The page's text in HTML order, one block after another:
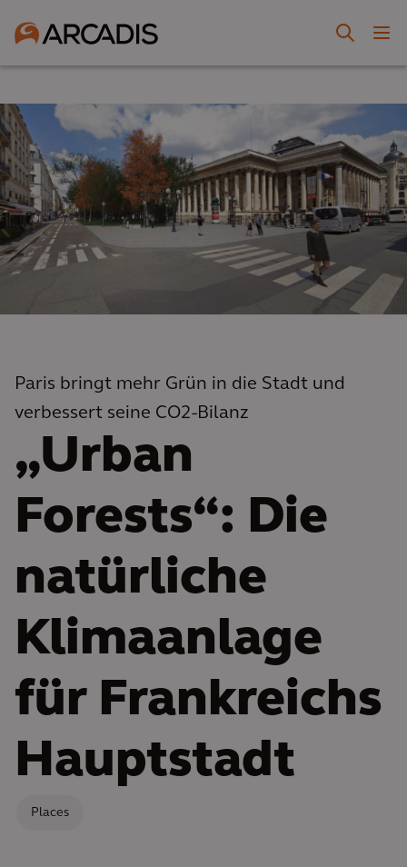
Paris bringt mehr Grün in die Stadt und
verbessert seine CO2-Bilanz
„Urban
Forests“: Die
natürliche
Klimaanlage
für Frankreichs
Hauptstadt
Places